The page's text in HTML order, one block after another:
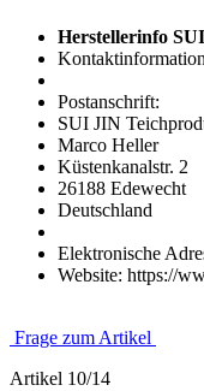
Herstellerinfo
Postanschrift:
SUI JIN
Marco Heller
Küstenkanalstr. 2
26188 Edewecht
Deutschland
Elektronische
Website: https://
Frage zum Artikel
Artikel 10/14